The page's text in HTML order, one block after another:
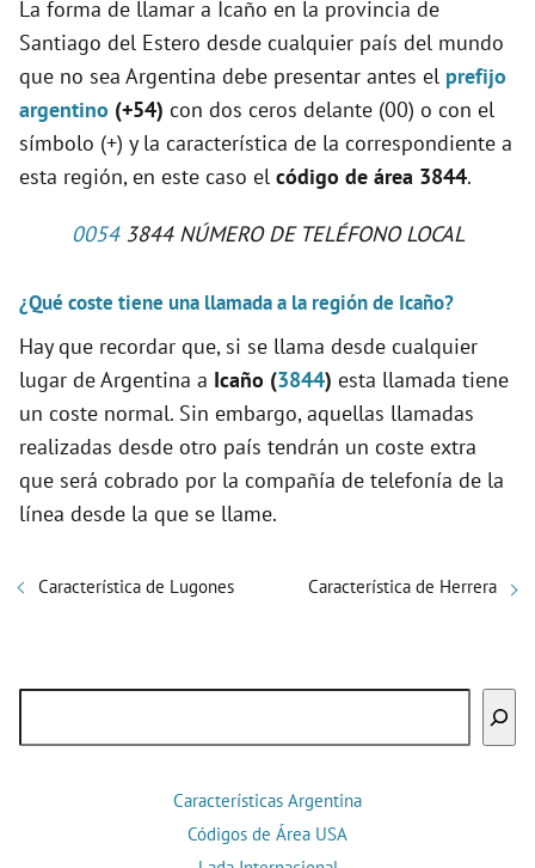
La forma de llamar a Icaño en la provincia de
Santiago del Estero desde cualquier país del mundo
que no sea Argentina debe presentar antes el prefijo
argentino (+54) con dos ceros delante (00) o con el
símbolo (+) y la característica de la correspondiente a
esta región, en este caso el código de área 3844.
00543844 NÚMERO DE TELÉFONO LOCAL
¿Qué coste tiene una llamada a la región de Icaño?
Hay que recordar que, si se llama desde cualquier
lugar de Argentina a Icaño (3844) esta llamada tiene
un coste normal. Sin embargo, aquellas llamadas
realizadas desde otro país tendrán un coste extra
que será cobrado por la compañía de telefonía de la
línea desde la que se llame.
Característica de Lugones Característica de Herrera
Características Argentina
Códigos de Área USA